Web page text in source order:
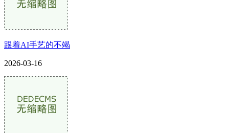
跟着AI手艺的不竭
2026-03-16